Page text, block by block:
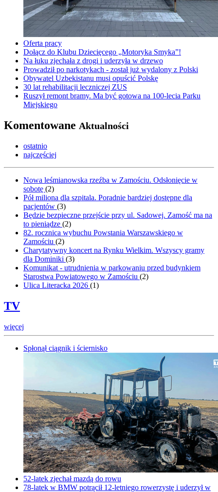
Oferta pracy
Dołącz do Klubu Dziecięcego „Motoryka Smyka”!
Na łuku zjechała z drogi i uderzyła w drzewo
Prowadził po narkotykach - został już wydalony z Polski
Obywatel Uzbekistanu musi opuścić Polskę
30 lat rehabilitacji leczniczej ZUS
Ruszył remont bramy. Ma być gotowa na 100-lecia Parku
Miejskiego
Komentowane Aktualności
ostatnio
najczęściej
Nowa leśmianowska rzeźba w Zamościu. Odsłonięcie w
sobotę (2)
Pół miliona dla szpitala. Poradnie bardziej dostępne dla
pacjentów (3)
Będzie bezpieczne przejście przy ul. Sadowej. Zamość ma na
to pieniądze (2)
82. rocznica wybuchu Powstania Warszawskiego w
Zamościu (2)
Charytatywny koncert na Rynku Wielkim. Wszyscy gramy
dla Dominiki (3)
Komunikat - utrudnienia w parkowaniu przed budynkiem
Starostwa Powiatowego w Zamościu (2)
Ulica Literacka 2026 (1)
TV
więcej
Spłonął ciągnik i ściernisko
52-latek zjechał mazdą do rowu
78-latek w BMW potrącił 12-letniego rowerzystę i uderzył w